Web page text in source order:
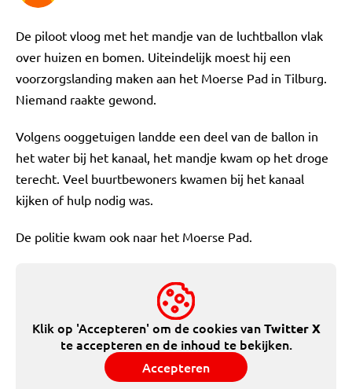
De piloot vloog met het mandje van de luchtballon vlak
over huizen en bomen. Uiteindelijk moest hij een
voorzorgslanding maken aan het Moerse Pad in Tilburg.
Niemand raakte gewond.
Volgens ooggetuigen landde een deel van de ballon in
het water bij het kanaal, het mandje kwam op het droge
terecht. Veel buurtbewoners kwamen bij het kanaal
kijken of hulp nodig was.
De politie kwam ook naar het Moerse Pad.
Klik op 'Accepteren' om de cookies vanTwitter X
te accepteren en de inhoud te bekijken.
Accepteren